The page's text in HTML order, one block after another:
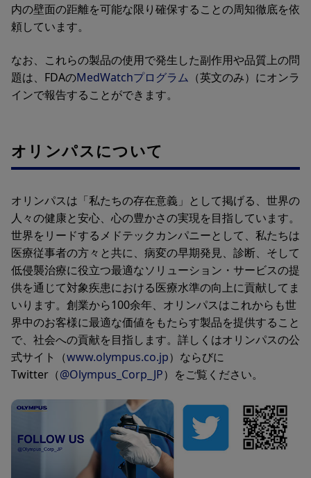
内の壁面の距離を可能な限り確保することの周知徹底を依
頼しています。
なお、これらの製品の使用で発生した副作用や品質上の問
題は、FDAのMedWatchプログラム （英文のみ）にオンラ
インで報告することができます。
オリンパスについて
オリンパスは「私たちの存在意義」として掲げる、世界の
人々の健康と安心、心の豊かさの実現を目指しています。
世界をリードするメドテックカンパニーとして、私たちは
医療従事者の方々と共に、病変の早期発⾒、診断、そして
低侵襲治療に役立つ最適なソリューション・サービスの提
供を通じて対象疾患における医療⽔準の向上に貢献してま
いります。創業から100余年、オリンパスはこれからも世
界中のお客様に最適な価値をもたらす製品を提供すること
で、社会への貢献を目指します。詳しくはオリンパスの公
式サイト（www.olympus.co.jp）ならびに
Twitter（@Olympus_Corp_JP）をご覧ください。